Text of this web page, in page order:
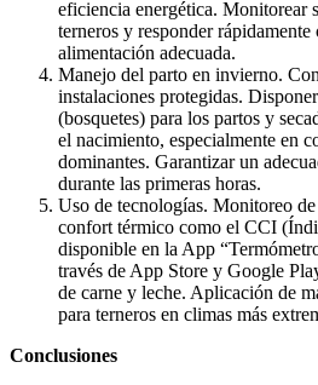
eficiencia energética. Monitorear
terneros y responder
alimentación adecuada.
Manejo del parto en invierno.
instalaciones protegidas.
(bosquetes) para los partos y
el nacimiento, especialmente en
dominantes. Garantizar un
durante las primeras horas.
Uso de tecnologías. Monitoreo
confort térmico como el CCI
disponible en la App
través de App Store y Google
de carne y leche. Aplicación de
para terneros en climas más
Conclusiones